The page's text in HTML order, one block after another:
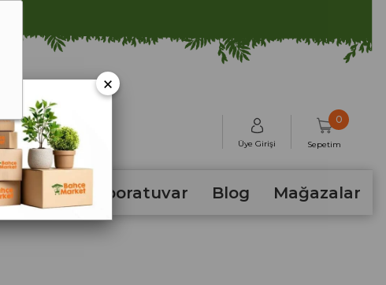
Üye Girişi Sepetim
0
Tohum Laboratuvar Blog Mağazalar
×